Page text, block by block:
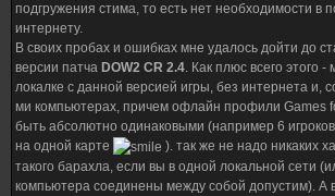
подгружения стима, то есть нет необходимости в
интернету.
В своих пробах и ошибках мне удалось дойти до
версии патча DOW2 CR 2.4. Как плюс всего этого -
локалке с данной версией игры, без интернета и,
ми компьютерах, причем офлайн профили Games
быть абсолютно одинаковыми (например 6
на одной карте
). так же не надо никаких
такого барахла, если вы в одной локальной сети
компьютера соединены между собой допустим). А